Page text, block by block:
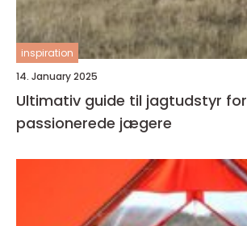
inspiration
14. January 2025
Ultimativ guide til jagtudstyr for
passionerede jægere